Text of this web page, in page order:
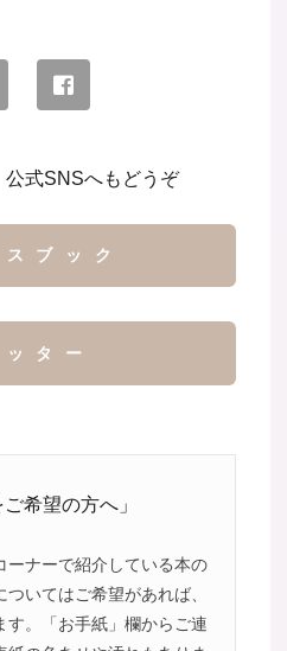
公式SNSへもどうぞ
ブック
ター
ご希望の方へ」
ーナーで紹介している本の
いてはご希望があれば、
す。「お手紙」欄からご連